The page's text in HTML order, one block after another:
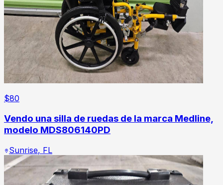
$80
Vendo una silla de ruedas de la marca Medline,
modelo MDS806140PD
Sunrise, FL